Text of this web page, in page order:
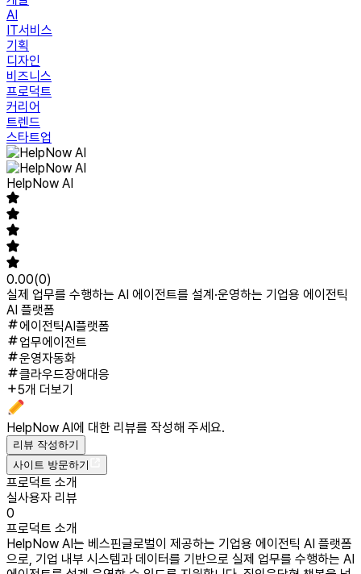
AI
IT서비스
기획
디자인
비즈니스
프로덕트
커리어
트렌드
스타트업
HelpNow AI
0.00(0)
실제 업무를 수행하는 AI 에이전트를 설계·운영하는 기업용 에이전틱
AI 플랫폼
에이전틱AI플랫폼
업무에이전트
운영자동화
클라우드장애대응
5개 더보기
HelpNow AI에 대한 리뷰를 작성해 주세요.
리뷰 작성하기
사이트 방문하기
프로덕트 소개
실사용자 리뷰
0
프로덕트 소개
HelpNow AI는 베스핀글로벌이 제공하는 기업용 에이전틱 AI 플랫폼
으로, 기업 내부 시스템과 데이터를 기반으로 실제 업무를 수행하는 AI